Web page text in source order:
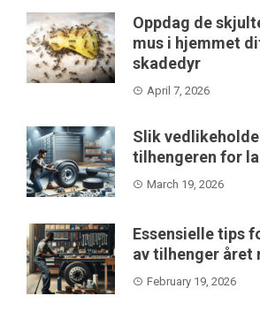
Oppdag de
mus i hjemmet
skadedyr
April 7, 2026
Slik
tilhengeren for
March 19, 2026
Essensielle tips
av tilhenger året
February 19, 2026